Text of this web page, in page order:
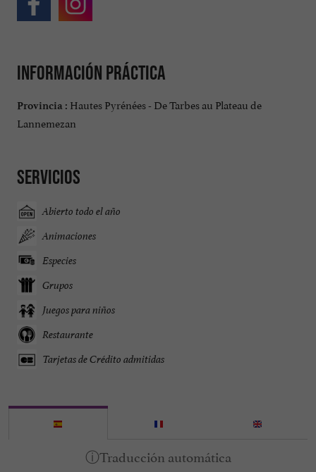
Información práctica
Provincia : Hautes Pyrénées - De Tarbes au Plateau de
Lannemezan
Servicios
Abierto todo el año
Animaciones
Especies
Grupos
Juegos para niños
Restaurante
Tarjetas de Crédito admitidas